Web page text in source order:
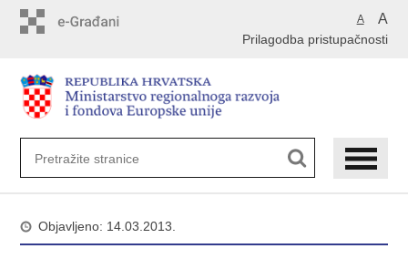
A A
Prilagodba pristupačnosti
Objavljeno: 14.03.2013.